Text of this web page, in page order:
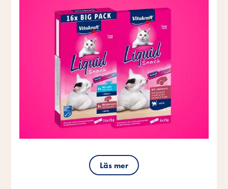
Läs mer